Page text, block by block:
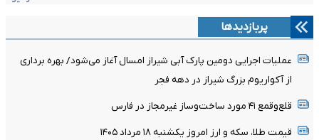
پربازدیدها
عملیات اجرایی دومین پارک آبی شیراز امسال آغاز می‌شود/ بهره برداری
از آکواریوم بزرگ شیراز در دهه فجر
قلع‌وقمع ۴۱ مورد ساخت‌وساز غیرمجاز در فارس
قیمت طلا، سکه و ارز امروز یکشنبه ۱۸ مرداد ۱۴۰۵